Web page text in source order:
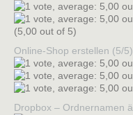
(5,00 out of 5)
Online-Shop erstellen (5/
Dropbox – Ordnernamen